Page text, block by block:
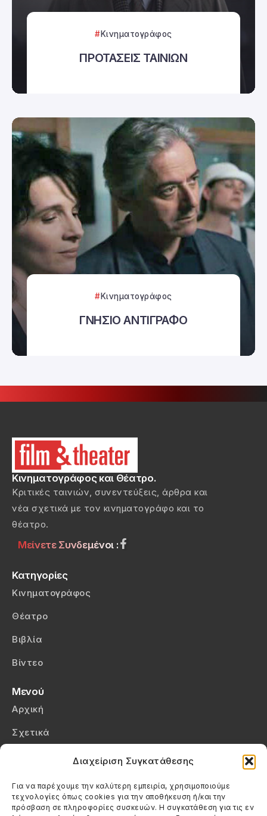
Διαχείριση Συγκατάθεσης
Για να παρέχουμε την καλύτερη εμπειρία, χρησιμοποιούμε
τεχνολογίες όπως cookies για την αποθήκευση ή/και την
πρόσβαση σε πληροφορίες συσκευών. Η συγκατάθεση για τις εν
Κινηματογράφος
ΠΡΟΤΑΣΕΙΣ ΤΑΙΝΙΩΝ
Κινηματογράφος
ΓΝΗΣΙΟ ΑΝΤΙΓΡΑΦΟ
Κινηματογράφος και Θέατρο.
Κριτικές ταινιών, συνεντεύξεις, άρθρα και
νέα σχετικά με τον κινηματογράφο και το
θέατρο.
Μείνετε Συνδεμένοι :
Κατηγορίες
Κινηματογράφος
Θέατρο
Βιβλία
Βίντεο
Μενού
Αρχική
Σχετικά
Πολιτική Cookies (ΕΕ)